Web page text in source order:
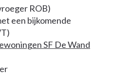
is er dag & nacht
te doen op zorg
Het hele team staat
ROB)
een bijkomende
SF De Wand